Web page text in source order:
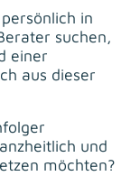
in
suchen,
einer
aus dieser
und
möchten?